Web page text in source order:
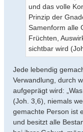
und das volle
Prinzip der
Samenform alle
Früchten,
sichtbar wird
Jede lebendig
Verwandlung, durch
aufgeprägt wird:
(Joh. 3,6), niemals
gemachte Person ist
und besitzt alle